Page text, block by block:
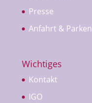
Presse
Anfahrt & Parken
Wichtiges
Kontakt
IGO